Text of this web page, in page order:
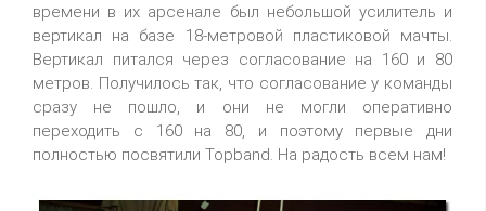
времени в их арсенале был небольшой усилитель и
вертикал на базе 18-метровой пластиковой мачты.
Вертикал питался через согласование на 160 и 80
метров. Получилось так, что согласование у команды
сразу не пошло, и они не могли оперативно
переходить с 160 на 80, и поэтому первые дни
полностью посвятили Topband. На радость всем нам!